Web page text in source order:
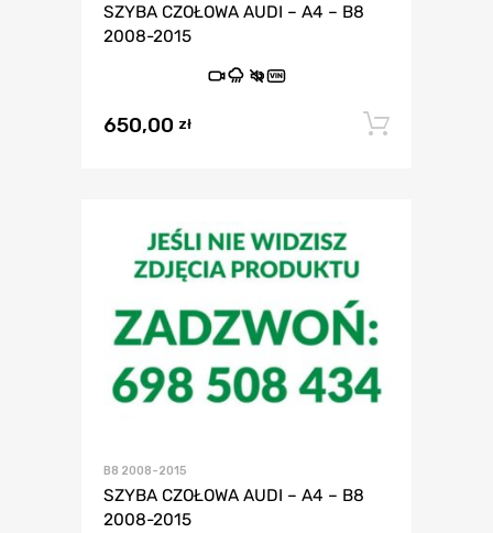
SZYBA CZOŁOWA AUDI – A4 – B8
2008-2015
VIN
650,00 zł
B8 2008-2015
SZYBA CZOŁOWA AUDI – A4 – B8
2008-2015